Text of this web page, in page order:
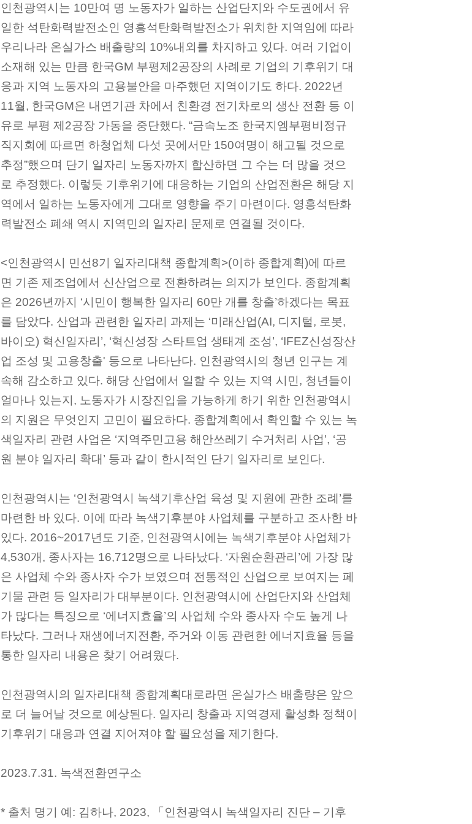
인천광역시는 10만여 명 노동자가 일하는 산업단지와 수도권에서 유
일한 석탄화력발전소인 영흥석탄화력발전소가 위치한 지역임에 따라
우리나라 온실가스 배출량의 10%내외를 차지하고 있다. 여러 기업이
소재해 있는 만큼 한국GM 부평제2공장의 사례로 기업의 기후위기 대
응과 지역 노동자의 고용불안을 마주했던 지역이기도 하다. 2022년
11월, 한국GM은 내연기관 차에서 친환경 전기차로의 생산 전환 등 이
유로 부평 제2공장 가동을 중단했다. “금속노조 한국지엠부평비정규
직지회에 따르면 하청업체 다섯 곳에서만 150여명이 해고될 것으로
추정”했으며 단기 일자리 노동자까지 합산하면 그 수는 더 많을 것으
로 추정했다. 이렇듯 기후위기에 대응하는 기업의 산업전환은 해당 지
역에서 일하는 노동자에게 그대로 영향을 주기 마련이다. 영흥석탄화
력발전소 폐쇄 역시 지역민의 일자리 문제로 연결될 것이다.
<인천광역시 민선8기 일자리대책 종합계획>(이하 종합계획)에 따르
면 기존 제조업에서 신산업으로 전환하려는 의지가 보인다. 종합계획
은 2026년까지 ‘시민이 행복한 일자리 60만 개를 창출’하겠다는 목표
를 담았다. 산업과 관련한 일자리 과제는 ‘미래산업(AI, 디지털, 로봇,
바이오) 혁신일자리’, ‘혁신성장 스타트업 생태계 조성’, ‘IFEZ신성장산
업 조성 및 고용창출' 등으로 나타난다. 인천광역시의 청년 인구는 계
속해 감소하고 있다. 해당 산업에서 일할 수 있는 지역 시민, 청년들이
얼마나 있는지, 노동자가 시장진입을 가능하게 하기 위한 인천광역시
의 지원은 무엇인지 고민이 필요하다. 종합계획에서 확인할 수 있는 녹
색일자리 관련 사업은 ‘지역주민고용 해안쓰레기 수거처리 사업’, ‘공
원 분야 일자리 확대’ 등과 같이 한시적인 단기 일자리로 보인다.
인천광역시는 ‘인천광역시 녹색기후산업 육성 및 지원에 관한 조례’를
마련한 바 있다. 이에 따라 녹색기후분야 사업체를 구분하고 조사한 바
있다. 2016~2017년도 기준, 인천광역시에는 녹색기후분야 사업체가
4,530개, 종사자는 16,712명으로 나타났다. ‘자원순환관리’에 가장 많
은 사업체 수와 종사자 수가 보였으며 전통적인 산업으로 보여지는 페
기물 관련 등 일자리가 대부분이다. 인천광역시에 산업단지와 산업체
가 많다는 특징으로 ‘에너지효율’의 사업체 수와 종사자 수도 높게 나
타났다. 그러나 재생에너지전환, 주거와 이동 관련한 에너지효율 등을
통한 일자리 내용은 찾기 어려웠다.
인천광역시의 일자리대책 종합계획대로라면 온실가스 배출량은 앞으
로 더 늘어날 것으로 예상된다. 일자리 창출과 지역경제 활성화 정책이
기후위기 대응과 연결 지어져야 할 필요성을 제기한다.
2023.7.31. 녹색전환연구소
* 출처 명기 예: 김하나, 2023, 「인천광역시 녹색일자리 진단 – 기후